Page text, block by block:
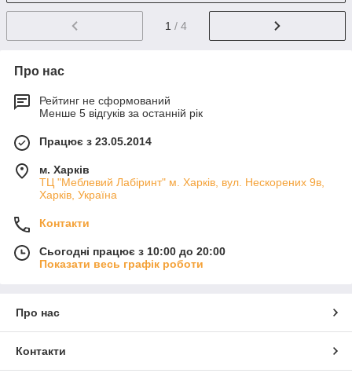
1 / 4
Про нас
Рейтинг не сформований
Менше 5 відгуків за останній рік
Працює з 23.05.2014
м. Харків
ТЦ "Меблевий Лабіринт" м. Харків, вул. Нескорених 9в,
Харків, Україна
Контакти
Сьогодні працює з 10:00 до 20:00
Показати весь графік роботи
Про нас
Контакти